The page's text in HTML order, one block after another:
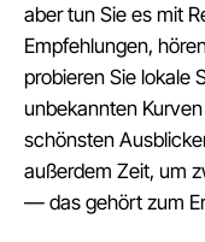
aber tun Sie es mit
Empfehlungen,
probieren Sie lokale
unbekannten
schönsten
außerdem Zeit, um
— das gehört zum